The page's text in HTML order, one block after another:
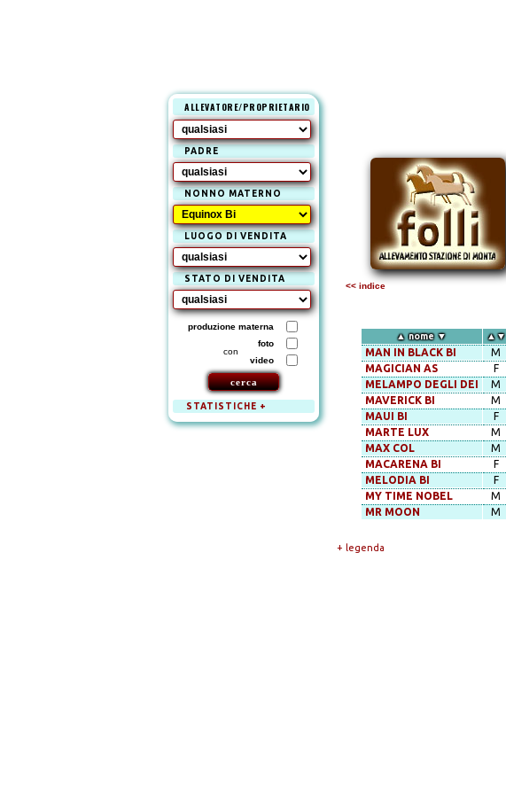
ALLEVATORE/PROPRIETARIO
PADRE
NONNO MATERNO
LUOGO DI VENDITA
STATO DI VENDITA
produzione materna
con
foto
video
STATISTICHE +
<< indice
▲ nome ▼ ▲▼
MAN IN BLACK BI M
MAGICIAN AS F
MELAMPO DEGLI DEI M
MAVERICK BI M
MAUI BI F
MARTE LUX M
MAX COL M
MACARENA BI F
MELODIA BI F
MY TIME NOBEL M
MR MOON M
+ legenda